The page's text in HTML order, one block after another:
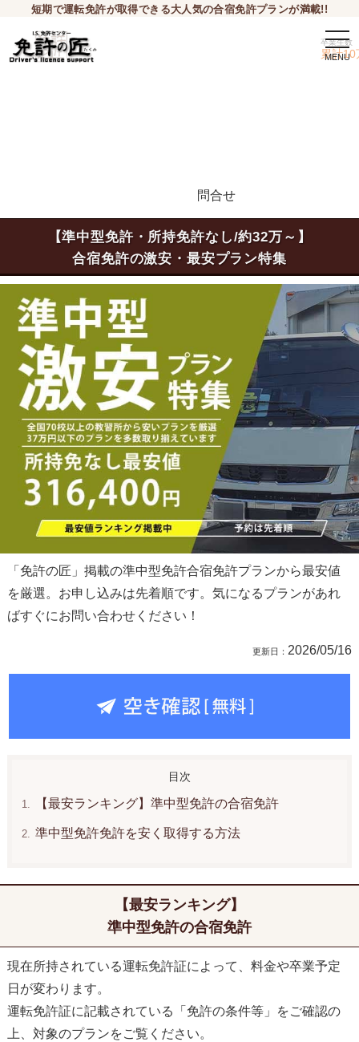
短期で運転免許が取得できる大人気の合宿免許プランが満載!!
卒業生数
累計10
問合せ
【準中型免許・所持免許なし/約32万～】
合宿免許の激安・最安プラン特集
「免許の匠」掲載の準中型免許合宿免許プランから最安値
を厳選。お申し込みは先着順です。気になるプランがあれ
ばすぐにお問い合わせください！
2026/05/16
【最安ランキング】準中型免許の合宿免許
準中型免許免許を安く取得する方法
【最安ランキング】
準中型免許の合宿免許
現在所持されている運転免許証によって、料金や卒業予定
日が変わります。
運転免許証に記載されている「免許の条件等」をご確認の
上、対象のプランをご覧ください。